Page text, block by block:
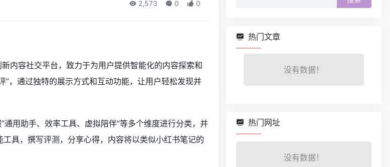
2,573 0 0
内容社交平台，致力于为用户提供智能化的内容探索和
”，通过独特的展示方式和互动功能，让用户轻松发现并
用助手、效率工具、虚拟陪伴”等多个维度进行分类，并
具，撰写评测，分享心得，内容将以类似小红书笔记的
热门文章
没有数据！
热门网址
没有数据！